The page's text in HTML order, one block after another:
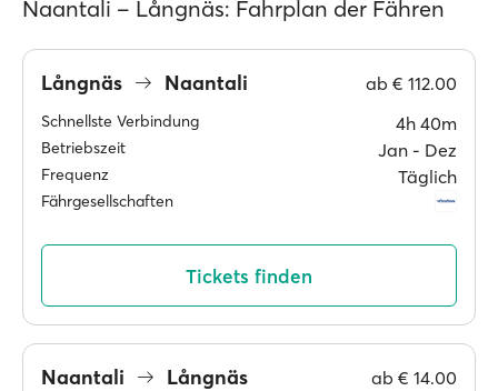
Naantali – Långnäs: Fahrplan der Fähren
Långnäs Naantali ab € 112.00
Schnellste Verbindung 4h 40m
Betriebszeit Jan ‐ Dez
Frequenz Täglich
Fährgesellschaften
Tickets finden
Naantali Långnäs ab € 14.00